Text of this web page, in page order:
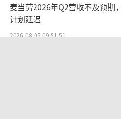
独家权益，为本届欧洲杯
持，并在德国与苏格兰的
麦当劳2026年Q2营收不及预期
计划延迟
2026-08-05 09:51:51